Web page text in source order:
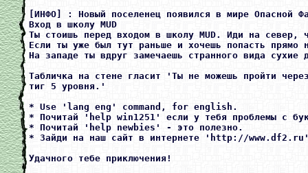
[ИНФО] : Новый поселенец появился в мире Опасной
Вход в школу MUD
Ты стоишь перед входом в школу MUD. Иди на север,
Если ты уже был тут раньше и хочешь попасть
На западе ты вдруг замечаешь странного вида сухие
Табличка на стене гласит 'Ты не можешь пройти
тиг 5 уровня.'
* Use 'lang eng' command, for english.
* Почитай 'help win1251' если у тебя проблемы с
* Почитай 'help newbies' - это полезно.
* Зайди на наш сайт в интернете 'http://